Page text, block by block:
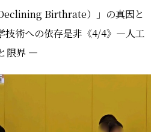
Birthrate）」の真因と
技術への依存是非《4/4》―人工
限界 ―